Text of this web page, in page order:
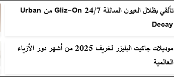
تألقي بظلال العيون السائلة 24/7 Gliz-On من Urban
Decay
موديلات جاكيت البليزر لخريف 2025 من أشهر دور الأزياء
العالمية